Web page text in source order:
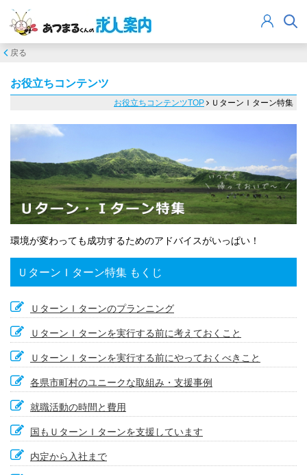
戻る
お役立ちコンテンツ
お役立ちコンテンツTOP ＵターンＩターン特集
環境が変わっても成功するためのアドバイスがいっぱい！
ＵターンＩターン特集 もくじ
ＵターンＩターンのプランニング
ＵターンＩターンを実行する前に考えておくこと
ＵターンＩターンを実行する前にやっておくべきこと
各県市町村のユニークな取組み・支援事例
就職活動の時間と費用
国もＵターンＩターンを支援しています
内定から入社まで